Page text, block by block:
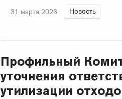
31 марта 2026 Новость
Профильный
уточнения
утилизации